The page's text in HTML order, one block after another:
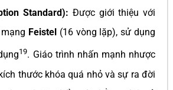
Standard): Được giới thiệu với
Feistel (16 vòng lặp), sử dụng
19. Giáo trình nhấn mạnh nhược
thước khóa quá nhỏ và sự ra đời